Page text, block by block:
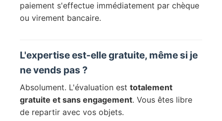
paiement s'effectue immédiatement par chèque
ou virement bancaire.
L'expertise est-elle gratuite, même si je
ne vends pas ?
Absolument. L'évaluation est totalement
gratuite et sans engagement. Vous êtes libre
de repartir avec vos objets.